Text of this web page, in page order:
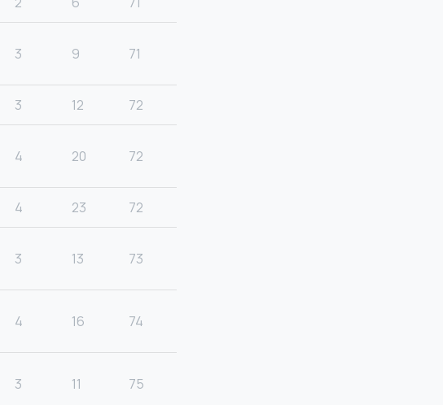
3 9 71
3 12 72
4 20 72
4 23 72
3 13 73
4 16 74
3 11 75